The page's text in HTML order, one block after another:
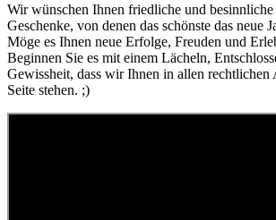
Wir wünschen Ihnen friedliche und
Geschenke, von denen das schönste das neue
Möge es Ihnen neue Erfolge, Freuden und
Beginnen Sie es mit einem Lächeln,
Gewissheit, dass wir Ihnen in allen rechtlichen
Seite stehen. ;)